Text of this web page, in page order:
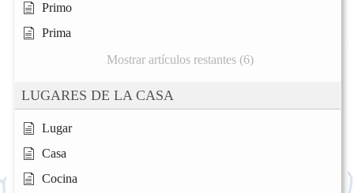
Primo
Prima
Mostrar artículos restantes (6)
LUGARES DE LA CASA
Lugar
Casa
Cocina